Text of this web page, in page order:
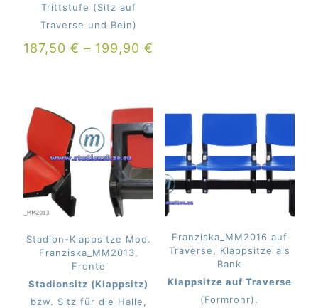
Trittstufe (Sitz auf
Traverse und Bein)
187,50€ – 199,90€
Stadion-Klappsitze Mod.
Franziska_MM2013,
Fronte
Stadionsitz (Klappsitz)
bzw. Sitz für die Halle,
Franziska_MM2016 auf
Traverse, Klappsitze als
Bank
Klappsitze auf Traverse
(Formrohr).